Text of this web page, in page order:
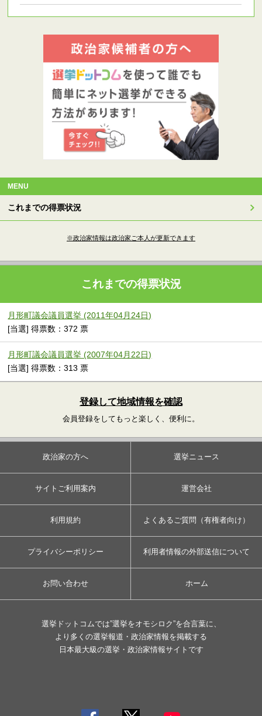
MENU
これまでの得票状況
※政治家情報は政治家ご本人が更新できます
これまでの得票状況
月形町議会議員選挙 (2011年04月24日)
[当選] 得票数：372 票
月形町議会議員選挙 (2007年04月22日)
[当選] 得票数：313 票
登録して地域情報を確認
会員登録をしてもっと楽しく、便利に。
政治家の方へ 選挙ニュース
サイトご利用案内 運営会社
利用規約 よくあるご質問（有権者向け）
プライバシーポリシー 利用者情報の外部送信について
お問い合わせ ホーム
選挙ドットコムでは”選挙をオモシロク”を合言葉に、
より多くの選挙報道・政治家情報を掲載する
日本最大級の選挙・政治家情報サイトです